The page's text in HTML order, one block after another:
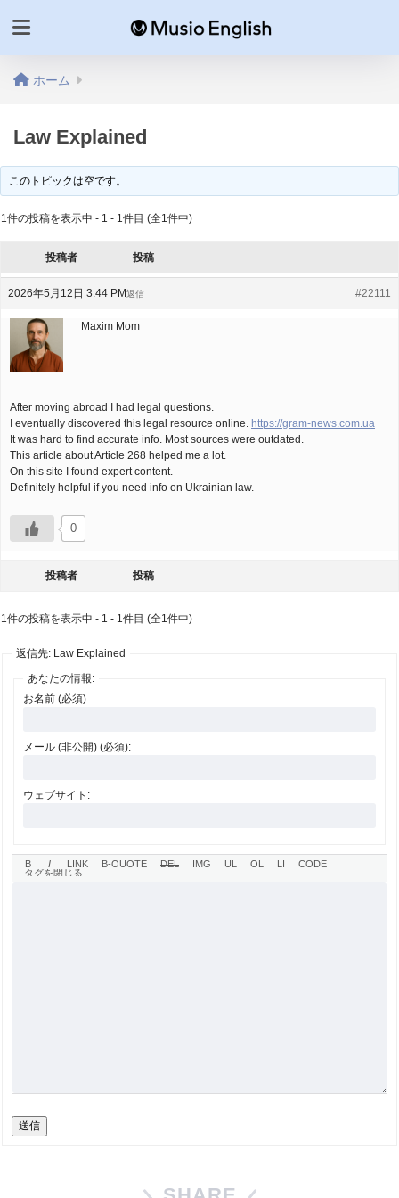
ホーム
Law Explained
このトピックは空です。
1件の投稿を表示中 - 1 - 1件目 (全1件中)
投稿者 投稿
2026年5月12日 3:44 PM #22111
返信
Maxim Mom
After moving abroad I had legal questions.
I eventually discovered this legal resource online. https://gram-news.com.ua
It was hard to find accurate info. Most sources were outdated.
This article about Article 268 helped me a lot.
On this site I found expert content.
Definitely helpful if you need info on Ukrainian law.
0
投稿者 投稿
1件の投稿を表示中 - 1 - 1件目 (全1件中)
返信先: Law Explained
あなたの情報:
お名前 (必須)
メール (非公開) (必須):
ウェブサイト:
送信